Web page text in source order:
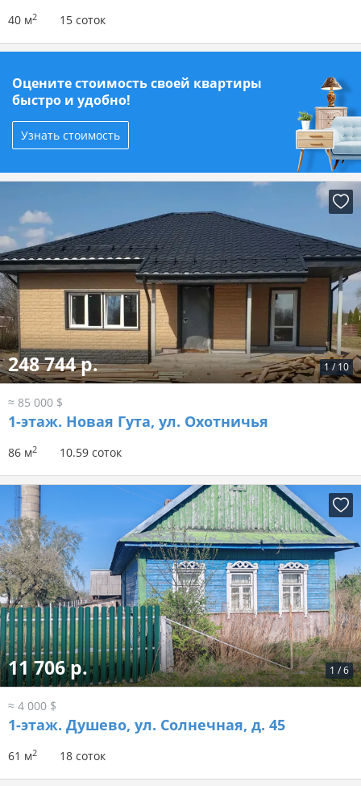
40 м2 15 соток
Оцените стоимость своей квартиры
быстро и удобно!
Узнать стоимость
1 / 10
248 744 р.
≈ 85 000 $
1-этаж. Новая Гута, ул. Охотничья
86 м2 10.59 соток
1 /6
11 706 р.
≈ 4 000 $
1-этаж. Душево, ул. Солнечная, д. 45
61 м2 18 соток